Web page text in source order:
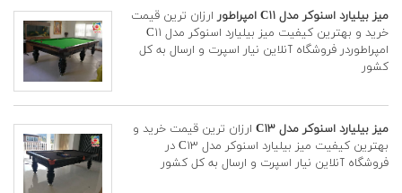
میز بیلیارد اسنوکر مدل C۱۱ امپراطور
ارزان ترین قیمت
خرید و بهترین کیفیت میز بیلیارد اسنوکر مدل C۱۱
امپراطوردر فروشگاه آنلاین نیار اسپرت و ارسال به کل
کشور
میز بیلیارد اسنوکر مدل C۱۳
ارزان ترین قیمت خرید و
بهترین کیفیت میز بیلیارد اسنوکر مدل C۱۳ در
فروشگاه آنلاین نیار اسپرت و ارسال به کل کشور